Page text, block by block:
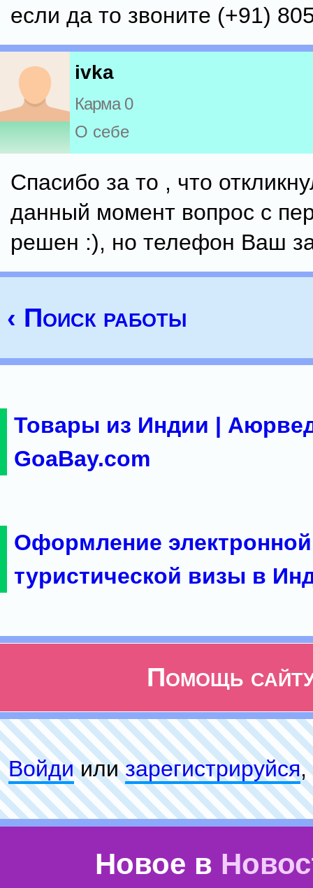
если да то звоните (+91)
ivka
Карма 0
О себе
Спасибо за то , что
данный момент вопрос с
решен :), но телефон Ваш
‹ Поиск работы
Товары из Индии |
GoaBay.com
Оформление электронной
туристической визы в
Помощь
Войдиилизарeгиcтpируйся,
Новое в